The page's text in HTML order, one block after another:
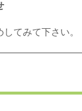
てみて下さい。